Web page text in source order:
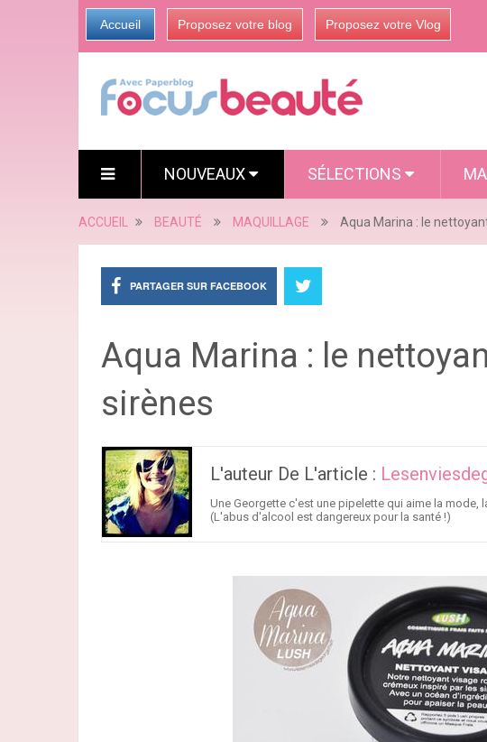
Accueil Proposez votre blog Proposez votre Vlog
NOUVEAUX SÉLECTIONS
ACCUEIL BEAUTÉ MAQUILLAGE Aqua Marina : le
PARTAGER SUR FACEBOOK
Aqua Marina : le
sirènes
L'auteur De L'article :
Une Georgette c'est une pipelette qui aime la
(L'abus d'alcool est dangereux pour la santé !)